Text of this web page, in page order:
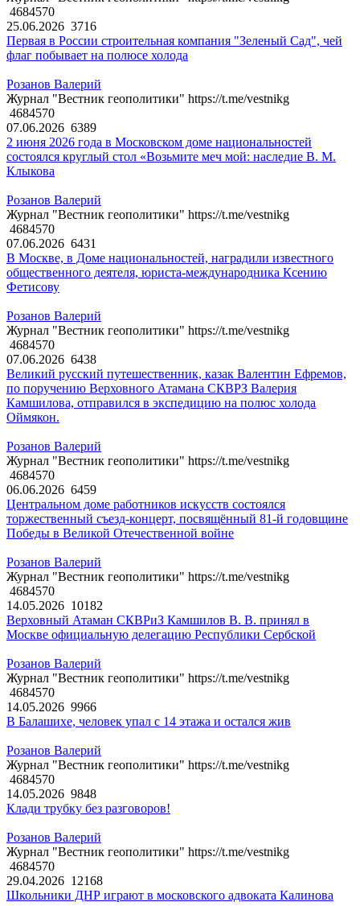
4684570
25.06.2026 3716
Первая в России строительная компания "Зеленый Сад", чей
флаг побывает на полюсе холода
Розанов Валерий
Журнал "Вестник геополитики" https://t.me/vestnikg
4684570
07.06.2026 6389
2 июня 2026 года в Московском доме национальностей
состоялся круглый стол «Возьмите меч мой: наследие В. М.
Клыкова
Розанов Валерий
Журнал "Вестник геополитики" https://t.me/vestnikg
4684570
07.06.2026 6431
В Москве, в Доме национальностей, наградили известного
общественного деятеля, юриста-международника Ксению
Фетисову
Розанов Валерий
Журнал "Вестник геополитики" https://t.me/vestnikg
4684570
07.06.2026 6438
Великий русский путешественник, казак Валентин Ефремов,
по поручению Верховного Атамана СКВРЗ Валерия
Камшилова, отправился в экспедицию на полюс холода
Оймякон.
Розанов Валерий
Журнал "Вестник геополитики" https://t.me/vestnikg
4684570
06.06.2026 6459
Центральном доме работников искусств состоялся
торжественный съезд-концерт, посвящённый 81-й годовщине
Победы в Великой Отечественной войне
Розанов Валерий
Журнал "Вестник геополитики" https://t.me/vestnikg
4684570
14.05.2026 10182
Верховный Атаман СКВРиЗ Камшилов В. В. принял в
Москве официальную делегацию Республики Сербской
Розанов Валерий
Журнал "Вестник геополитики" https://t.me/vestnikg
4684570
14.05.2026 9966
В Балашихе, человек упал с 14 этажа и остался жив
Розанов Валерий
Журнал "Вестник геополитики" https://t.me/vestnikg
4684570
14.05.2026 9848
Клади трубку без разговоров!
Розанов Валерий
Журнал "Вестник геополитики" https://t.me/vestnikg
4684570
29.04.2026 12168
Школьники ДНР играют в московского адвоката Калинова